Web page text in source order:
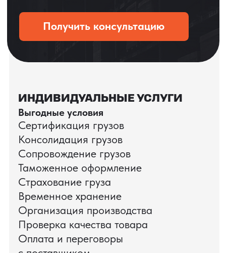
Оставить заявку
КЕЙС ПАО «РОСТЕЛЕКОМ»
ПАО «Ростелеком» доверяет нам полный
цикл международных поставок — от
поиска и проверки поставщиков до
доставки оборудования.
Мы обеспечили полный цикл работ:
проверку продукции, логистику,
таможенное оформление и контроль
сроков. В результате все товары были
доставлены точно в срок и без
дополнительных рисков.
PRO TORG — проверенный партнёр по
международной логистике для ведущих
федеральных компаний.